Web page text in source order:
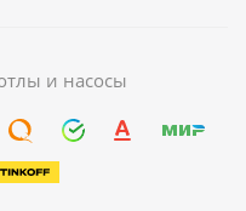
и насосы